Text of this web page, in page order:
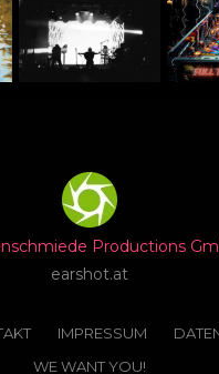
Productions
earshot.at
IMPRESSUM
WE WANT YOU!